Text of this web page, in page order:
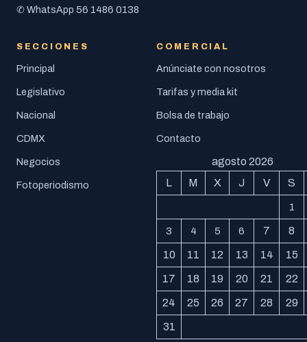
✆ WhatsApp 56 1486 0138
SECCIONES
Principal
Legislativo
Nacional
CDMX
Negocios
Fotoperiodismo
COMERCIAL
Anúnciate con nosotros
Tarifas y media kit
Bolsa de trabajo
Contacto
agosto 2026
L
M X J V S
1
3 4 5 6 7 8
10 11 12 13 14 15
17 18 19 20 21 22
24 25 26 27 28 29
31